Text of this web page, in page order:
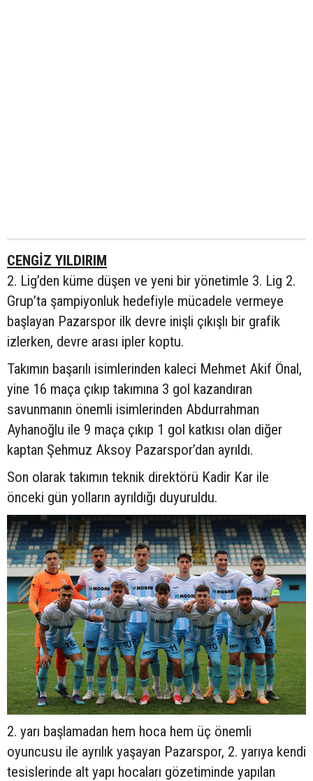
CENGİZ YILDIRIM
2. Lig’den küme düşen ve yeni bir yönetimle 3. Lig 2.
Grup’ta şampiyonluk hedefiyle mücadele vermeye
başlayan Pazarspor ilk devre inişli çıkışlı bir grafik
izlerken, devre arası ipler koptu.
Takımın başarılı isimlerinden kaleci Mehmet Akif Önal,
yine 16 maça çıkıp takımına 3 gol kazandıran
savunmanın önemli isimlerinden Abdurrahman
Ayhanoğlu ile 9 maça çıkıp 1 gol katkısı olan diğer
kaptan Şehmuz Aksoy Pazarspor’dan ayrıldı.
Son olarak takımın teknik direktörü Kadir Kar ile
önceki gün yolların ayrıldığı duyuruldu.
2. yarı başlamadan hem hoca hem üç önemli
oyuncusu ile ayrılık yaşayan Pazarspor, 2. yarıya kendi
tesislerinde alt yapı hocaları gözetiminde yapılan